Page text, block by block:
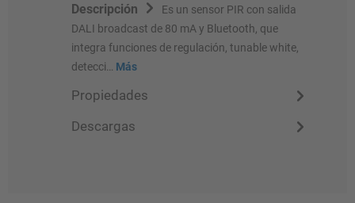
Descripción
Es un sensor PIR con salida
DALI broadcast de 80 mA y Bluetooth, que
integra funciones de regulación, tunable white,
detecci… Más
Propiedades
Descargas